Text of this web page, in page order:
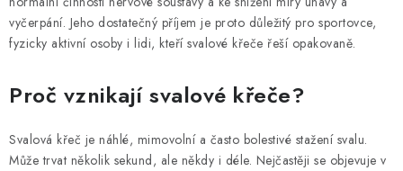
ZDRAVOTNÍ OKRUHY
Odborný garant MUDr. Monika Klaudysová
GDPR
Obchodní podmínky Kontakty
Slovník pojmů
vyčerpání. Jeho dostatečný příjem je proto důležitý pro sportovce,
fyzicky aktivní osoby i lidi, kteří svalové křeče řeší opakovaně.
Proč vznikají svalové křeče?
Svalová křeč je náhlé, mimovolní a často bolestivé stažení svalu.
Může trvat několik sekund, ale někdy i déle. Nejčastěji se objevuje v